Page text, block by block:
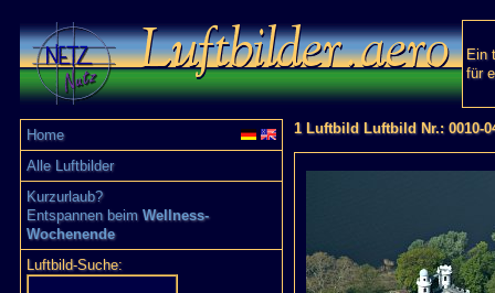
Ein
für
Home
Alle Luftbilder
Kurzurlaub?
Entspannen beim Wellness-
Wochenende
Luftbild-Suche:
1 Luftbild Luftbild Nr.: 0010-